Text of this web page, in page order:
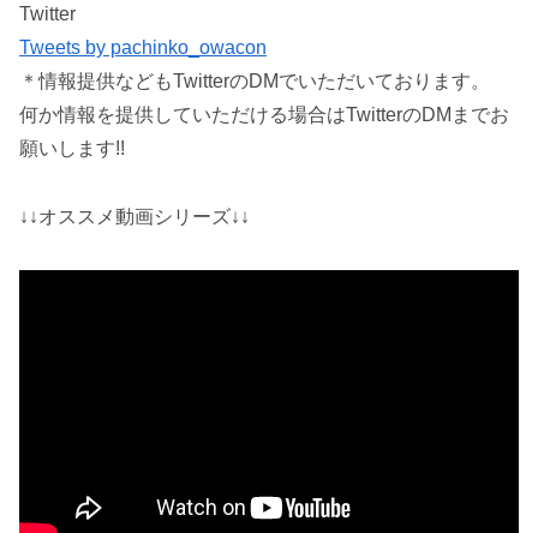
Twitter
Tweets by pachinko_owacon
＊情報提供などもTwitterのDMでいただいております。
何か情報を提供していただける場合はTwitterのDMまでお
願いします!!
↓↓オススメ動画シリーズ↓↓